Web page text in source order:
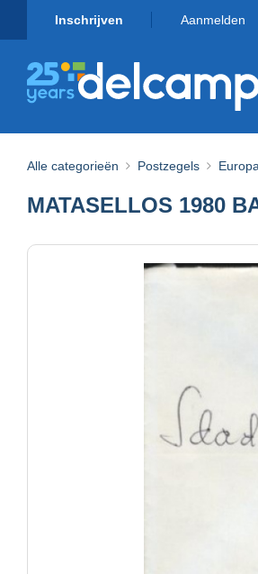
Inschrijven Aanmelden
Alle categorieën Postzegels Europa
MATASELLOS 1980